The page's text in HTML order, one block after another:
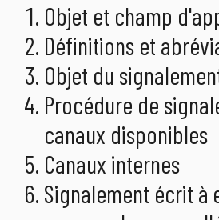
Objet et champ
Définitions et
Objet du
Procédure de
canaux disponibles
Canaux internes
Signalement écrit à